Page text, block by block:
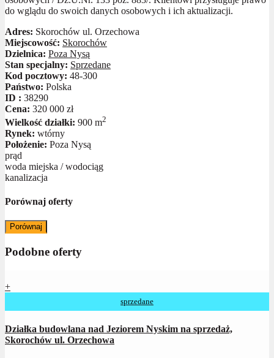
do wglądu do swoich danych osobowych i ich aktualizacji.
Adres: Skorochów ul. Orzechowa
Miejscowość: Skorochów
Dzielnica: Poza Nysą
Stan specjalny: Sprzedane
Kod pocztowy: 48-300
Państwo: Polska
ID : 38290
Cena: 320 000 zł
Wielkość działki: 900 m2
Rynek: wtórny
Położenie: Poza Nysą
prąd
woda miejska / wodociąg
kanalizacja
Porównaj oferty
Porównaj
Podobne oferty
+
sprzedane
Działka budowlana nad Jeziorem Nyskim na sprzedaż,
Skorochów ul. Orzechowa